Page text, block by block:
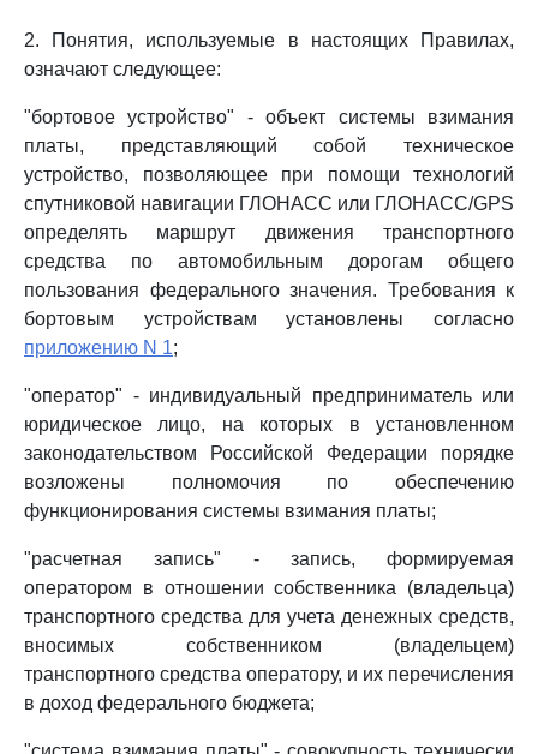
2. Понятия, используемые в настоящих Правилах,
означают следующее:
"бортовое устройство" - объект системы взимания
платы, представляющий собой техническое
устройство, позволяющее при помощи технологий
спутниковой навигации ГЛОНАСС или ГЛОНАСС/GPS
определять маршрут движения транспортного
средства по автомобильным дорогам общего
пользования федерального значения. Требования к
бортовым устройствам установлены согласно
приложению N 1;
"оператор" - индивидуальный предприниматель или
юридическое лицо, на которых в установленном
законодательством Российской Федерации порядке
возложены полномочия по обеспечению
функционирования системы взимания платы;
"расчетная запись" - запись, формируемая
оператором в отношении собственника (владельца)
транспортного средства для учета денежных средств,
вносимых собственником (владельцем)
транспортного средства оператору, и их перечисления
в доход федерального бюджета;